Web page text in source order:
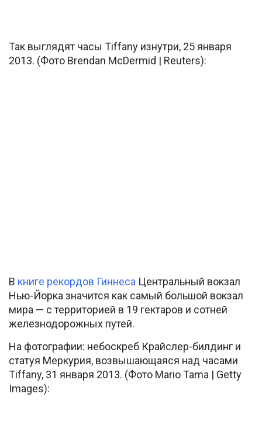
Так выглядят часы Tiffany изнутри, 25 января
2013. (Фото Brendan McDermid | Reuters):
В книге рекордов Гиннеса Центральный вокзал
Нью-Йорка значится как самый большой вокзал
мира — с территорией в 19 гектаров и сотней
железнодорожных путей.
На фотографии: небоскреб Крайслер-билдинг и
статуя Меркурия, возвышающаяся над часами
Tiffany, 31 января 2013. (Фото Mario Tama | Getty
Images):